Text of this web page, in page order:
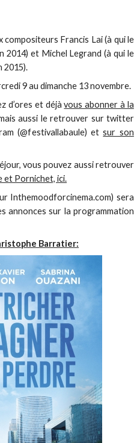
compositeurs Francis Lai (à qui le
2014) et Michel Legrand (à qui le
2015).
9 au dimanche 13 novembre.
d’ores et déjàvous abonner à la
aussi le retrouver sur twitter
(@festivallabaule) etsur son
vous pouvez aussi retrouver
et Pornichet, ici.
Inthemoodforcinema.com) sera
annonces sur la programmation
Barratier: